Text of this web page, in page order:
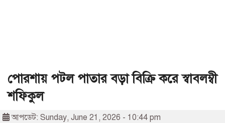
পোরশায় পটল পাতার বড়া বিক্রি করে স্বাবলম্বী
শফিকুল
আপডেট: Sunday, June 21, 2026 - 10:44 pm